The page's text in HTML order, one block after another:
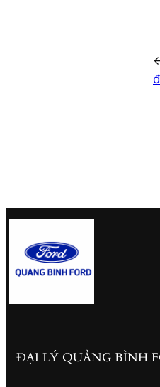
ĐẠI LÝ QUẢNG BÌNH